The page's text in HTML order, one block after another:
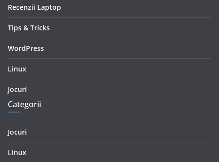
Recenzii Laptop
Tips & Tricks
WordPress
Linux
Jocuri
Categorii
Jocuri
Linux